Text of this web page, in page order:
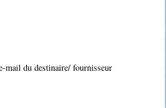
mail du destinaire/ fournisseur